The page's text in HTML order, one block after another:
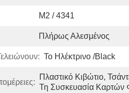
M2 / 4341
Πλήρως Αλεσμένος
Το Ηλέκτρινο /black
Πλαστικό Κιβώτιο,
Τη Συσκευασία